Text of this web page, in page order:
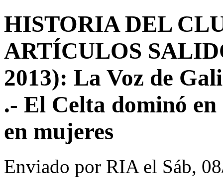
HISTORIA DEL
ARTÍCULOS
2013): La Voz de
.- El Celta dominó
en mujeres
Enviado por RIAel Sáb,